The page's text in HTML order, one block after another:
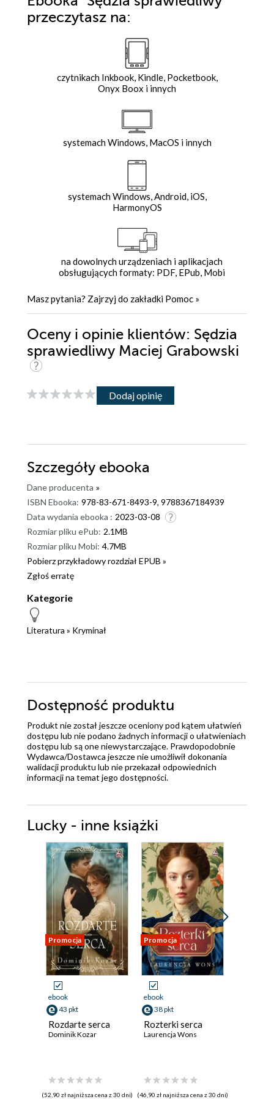
przeczytasz na:
czytnikach Inkbook, Kindle, Pocketbook,
Onyx Boox i innych
systemach Windows, MacOS i innych
systemach Windows, Android, iOS,
HarmonyOS
na dowolnych urządzeniach i aplikacjach
obsługujących formaty: PDF, EPub, Mobi
Masz pytania? Zajrzyj do zakładki Pomoc »
Oceny i opinie klientów: Sędzia
sprawiedliwy Maciej Grabowski
Dodaj opinię
Szczegóły ebooka
Dane producenta »
ISBN Ebooka: 978-83-671-8493-9, 9788367184939
Data wydania ebooka : 2023-03-08
Rozmiar pliku ePub: 2.1MB
Rozmiar pliku Mobi: 4.7MB
Pobierz przykładowy rozdział EPUB »
Zgłoś erratę
Kategorie
Literatura » Kryminał
Dostępność produktu
Produkt nie został jeszcze oceniony pod kątem ułatwień
dostępu lub nie podano żadnych informacji o ułatwieniach
dostępu lub są one niewystarczające. Prawdopodobnie
Wydawca/Dostawca jeszcze nie umożliwił dokonania
walidacji produktu lub nie przekazał odpowiednich
informacji na temat jego dostępności.
Lucky - inne książki
Promocja
ebook
43 pkt
Rozdarte serca
Dominik Kozar
(52,90 zł najniższa cena z 30 dni)
Promocja
ebook
38 pkt
Rozterki serca
Laurencja Wons
(46,90 zł najniższa cena z 30 dni)